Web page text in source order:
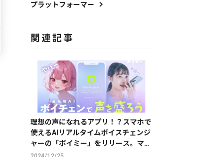
プラットフォーマー
関連記事
理想の声になれるアプリ！？スマホで
使えるAIリアルタイムボイスチェンジ
ャーの「ボイミー」をリリース。マイ
クに向かって喋るだけで、誰でも萌え